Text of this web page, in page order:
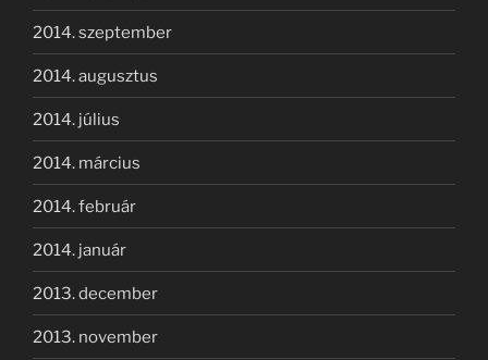
2014. szeptember
2014. augusztus
2014. július
2014. március
2014. február
2014. január
2013. december
2013. november